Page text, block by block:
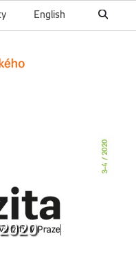
English